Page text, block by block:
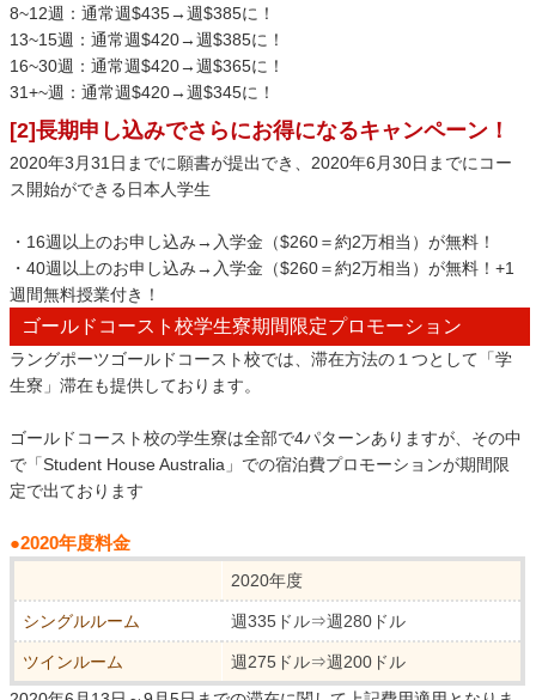
8~12週：通常週$435→週$385に！
13~15週：通常週$420→週$385に！
16~30週：通常週$420→週$365に！
31+~週：通常週$420→週$345に！
[2]長期申し込みでさらにお得になるキャンペーン！
2020年3月31日までに願書が提出でき、2020年6月30日までにコー
ス開始ができる日本人学生
・16週以上のお申し込み→入学金（$260＝約2万相当）が無料！
・40週以上のお申し込み→入学金（$260＝約2万相当）が無料！+1
週間無料授業付き！
ゴールドコースト校学生寮期間限定プロモーション
ラングポーツゴールドコースト校では、滞在方法の１つとして「学
生寮」滞在も提供しております。
ゴールドコースト校の学生寮は全部で4パターンありますが、その中
で「Student House Australia」での宿泊費プロモーションが期間限
定で出ております
●2020年度料金
2020年度
シングルルーム 週335ドル⇒週280ドル
ツインルーム
週275ドル⇒週200ドル